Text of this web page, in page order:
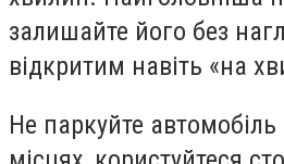
залишайте його без
відкритим навіть «на
Не паркуйте автомобіль